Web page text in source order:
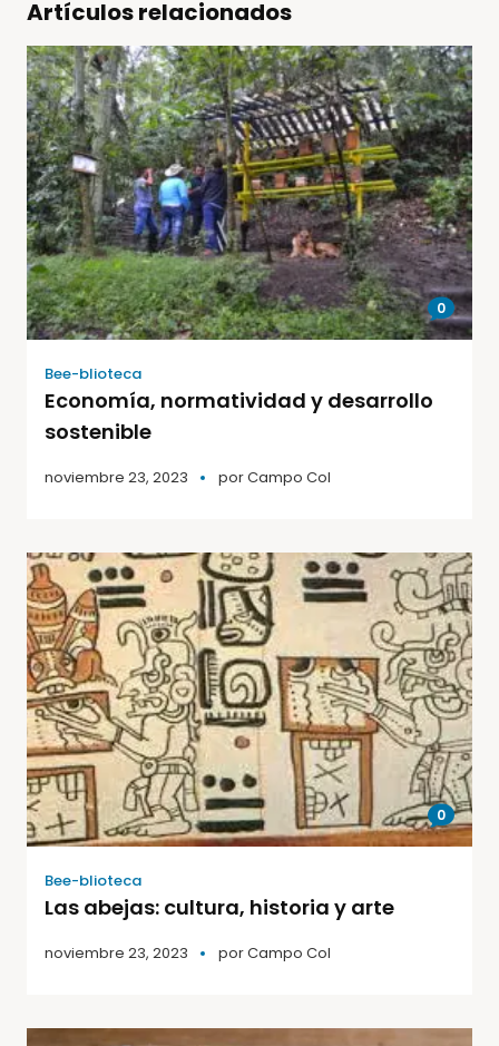
Artículos relacionados
0
Bee-blioteca
Economía, normatividad y desarrollo
sostenible
noviembre 23, 2023 porCampo Col
0
Bee-blioteca
Las abejas: cultura, historia y arte
noviembre 23, 2023 porCampo Col